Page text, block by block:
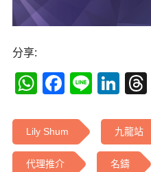
分享:
WhatsApp
Line
Lily Shum 九龍站
代理推介 名鑄